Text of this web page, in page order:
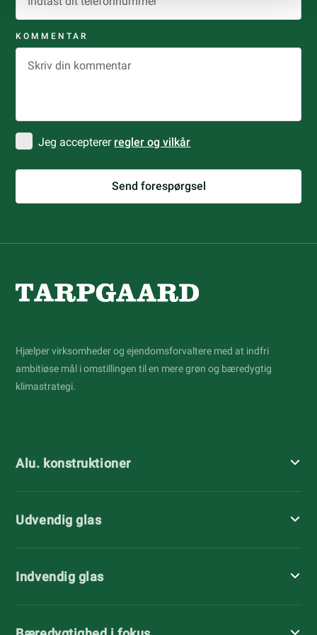
KOMMENTAR
Jeg accepterer regler og vilkår
Hjælper virksomheder og ejendomsforvaltere med at indfri
ambitiøse mål i omstillingen til en mere grøn og bæredygtig
klimastrategi.
Alu. konstruktioner
Udvendig glas
Indvendig glas